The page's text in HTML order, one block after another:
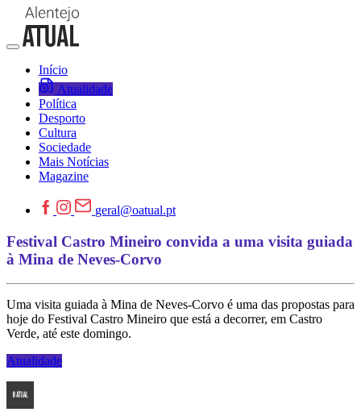
Início
Atualidade
Política
Desporto
Cultura
Sociedade
Mais Notícias
Magazine
geral@oatual.pt
Festival Castro Mineiro convida a uma visita guiada
à Mina de Neves-Corvo
Uma visita guiada à Mina de Neves-Corvo é uma das propostas para
hoje do Festival Castro Mineiro que está a decorrer, em Castro
Verde, até este domingo.
Atualidade